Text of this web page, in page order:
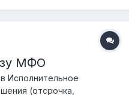
МФО
в Исполнительное
(отсрочка,